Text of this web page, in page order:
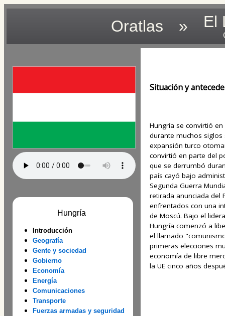
Oratlas » El
Hungría
Introducción
Geografía
Gente y sociedad
Gobierno
Economía
Energía
Comunicaciones
Transporte
Fuerzas armadas y seguridad
Situación y
Hungría se convirtió
durante muchos
expansión turco
convirtió en parte del
que se derrumbó
país cayó bajo
Segunda Guerra
retirada anunciada del
enfrentados con una
de Moscú. Bajo el
Hungría comenzó a
el llamado
primeras elecciones
economía de libre
la UE cinco años